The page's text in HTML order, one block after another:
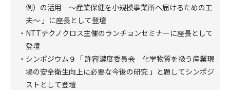
例）の活用 ～産業保健を小規模事業所へ届けるための工
夫～ 」に座長として登壇
NTTテクノクロス主催のランチョンセミナーに座長として
登壇
シンポジウム９「 許容濃度委員会 化学物質を扱う産業現
場の安全衛生向上に必要な今後の研究 」と題してシンポジ
ストとして登壇